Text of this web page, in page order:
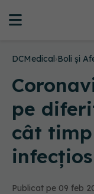
DCMedical›Boli și
pe
cât
infecțios
Publicat pe 09 feb